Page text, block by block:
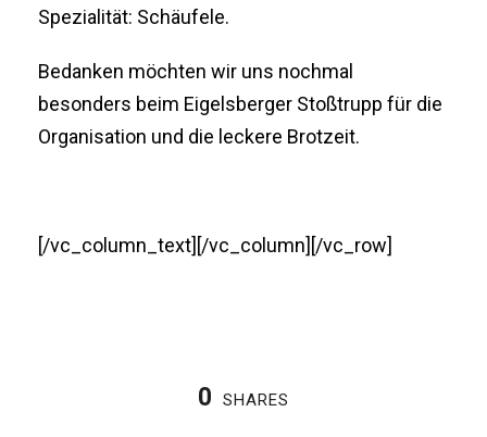
Spezialität: Schäufele.
Bedanken möchten wir uns nochmal
besonders beim Eigelsberger Stoßtrupp für die
Organisation und die leckere Brotzeit.
[/vc_column_text][/vc_column][/vc_row]
0 SHARES